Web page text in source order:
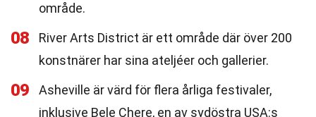
område.
08
River Arts District är ett område där över 200
konstnärer har sina ateljéer och gallerier.
09
Asheville är värd för flera årliga festivaler,
inklusive Bele Chere, en av sydöstra USA:s